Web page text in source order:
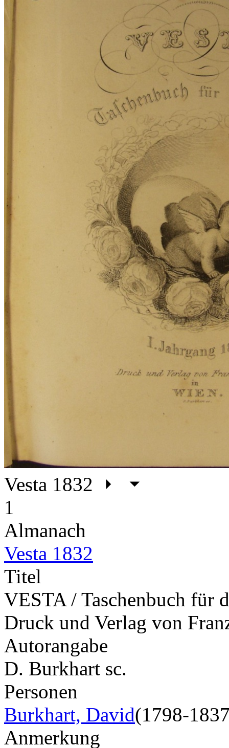
Vesta 1832
1
Almanach
Vesta 1832
Titel
VESTA / Taschenbuch für
Druck und Verlag von
Autorangabe
D. Burkhart sc.
Personen
Burkhart, David(1798-
Anmerkung